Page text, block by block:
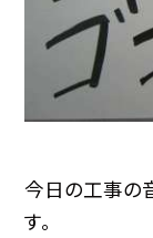
今日の工事の
す。